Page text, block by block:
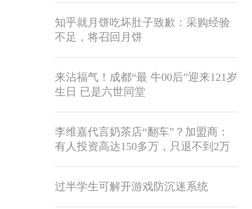
知乎就月饼吃坏肚子致歉：采购经验
不足，将召回月饼
来沾福气！成都“最 牛00后”迎来121岁
生日 已是六世同堂
李维嘉代言奶茶店“翻车”？加盟商：
有人投资高达150多万，只退不到2万
过半学生可解开游戏防沉迷系统